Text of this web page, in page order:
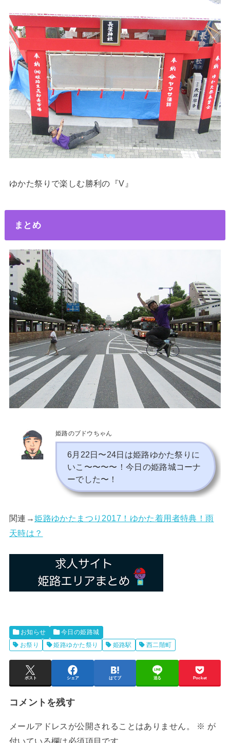
ゆかた祭りで楽しむ勝利の『V』
まとめ
姫路のブドウちゃん
6月22日〜24日は姫路ゆかた祭りに
いこ〜〜〜〜！今日の姫路城コーナ
ーでした〜！
関連→姫路ゆかたまつり2017！ゆかた着用者特典！雨
天時は？
お知らせ
今日の姫路城
お祭り
姫路ゆかた祭り 姫路駅 西二階町
ポスト シェア はてブ 送る Pocket
コメントを残す
メールアドレスが公開されることはありません。 ※ が
付いている欄は必須項目です